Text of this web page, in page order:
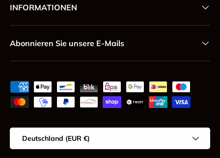
INFORMATIONEN
Abonnieren Sie unsere E-Mails
Zahlungsmethoden
Land/Region
Deutschland (EUR €)